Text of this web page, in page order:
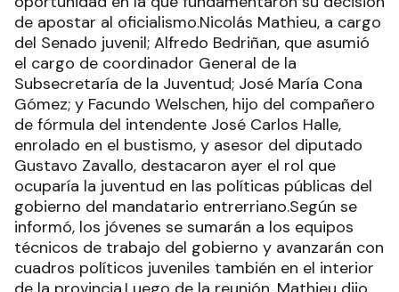
de apostar al oficialismo.Nicolás Mathieu, a cargo
del Senado juvenil; Alfredo Bedriñan, que asumió
el cargo de coordinador General de la
Subsecretaría de la Juventud; José María Cona
Gómez; y Facundo Welschen, hijo del compañero
de fórmula del intendente José Carlos Halle,
enrolado en el bustismo, y asesor del diputado
Gustavo Zavallo, destacaron ayer el rol que
ocuparía la juventud en las políticas públicas del
gobierno del mandatario entrerriano.Según se
informó, los jóvenes se sumarán a los equipos
técnicos de trabajo del gobierno y avanzarán con
cuadros políticos juveniles también en el interior